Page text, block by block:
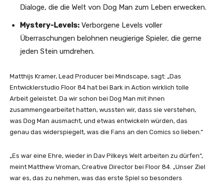
Dialoge, die die Welt von Dog Man zum Leben erwecken.
Mystery-Levels: Verborgene Levels voller
Überraschungen belohnen neugierige Spieler, die gerne
jeden Stein umdrehen.
Matthijs Kramer, Lead Producer bei Mindscape, sagt: „Das
Entwicklerstudio Floor 84 hat bei Bark in Action wirklich tolle
Arbeit geleistet. Da wir schon bei Dog Man mit ihnen
zusammengearbeitet hatten, wussten wir, dass sie verstehen,
was Dog Man ausmacht, und etwas entwickeln würden, das
genau das widerspiegelt, was die Fans an den Comics so lieben.“
„Es war eine Ehre, wieder in Dav Pilkeys Welt arbeiten zu dürfen“,
meint Matthew Vroman, Creative Director bei Floor 84. „Unser Ziel
war es, das zu nehmen, was das erste Spiel so besonders